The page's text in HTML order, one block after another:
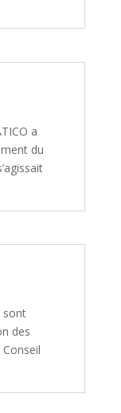
a
du
sont
des